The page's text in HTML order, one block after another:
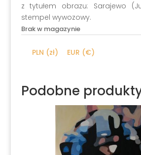
z tytułem obrazu: Sarajewo
stempel wywozowy.
Brak w magazynie
PLN (zł) EUR (€)
Podobne